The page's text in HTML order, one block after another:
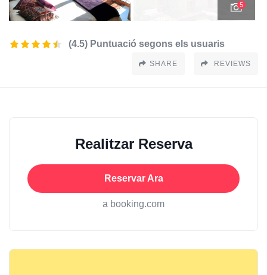
5
(4.5) Puntuació segons els usuaris
SHARE REVIEWS
Realitzar Reserva
Reservar Ara
a booking.com